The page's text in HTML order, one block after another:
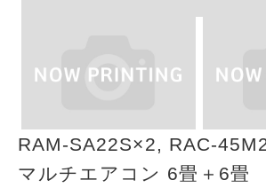
RAM-SA22S×2, RAC-
マルチエアコン 6畳＋6畳